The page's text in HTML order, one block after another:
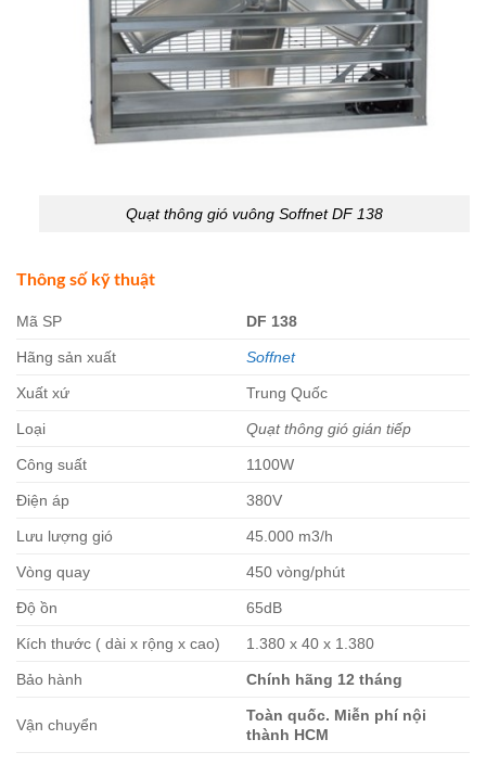
Quạt thông gió vuông Soffnet DF 138
Thông số kỹ thuật
Mã SP DF 138
Hãng sản xuất Soffnet
Xuất xứ Trung Quốc
Loại Quạt thông gió gián tiếp
Công suất 1100W
Điện áp 380V
Lưu lượng gió 45.000 m3/h
Vòng quay 450 vòng/phút
Độ ồn 65dB
Kích thước ( dài x rộng x cao) 1.380 x 40 x 1.380
Bảo hành Chính hãng 12 tháng
Vận chuyển
Toàn quốc. Miễn phí nội
thành HCM